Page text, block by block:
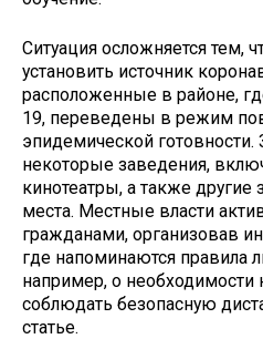
Ситуация осложняется тем,
установить источник
расположенные в районе,
19, переведены в режим
эпидемической готовности.
некоторые заведения,
кинотеатры, а также
места. Местные власти
гражданами, организовав
где напоминаются правила
например, о необходимости
соблюдать безопасную
статье.